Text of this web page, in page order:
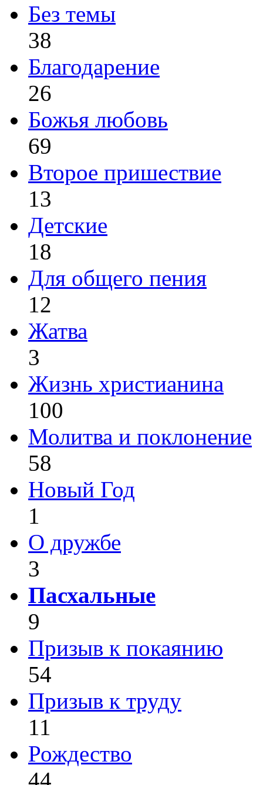
Без темы
38
Благодарение
26
Божья любовь
69
Второе пришествие
13
Детские
18
Для общего пения
12
Жатва
3
Жизнь христианина
100
Молитва и поклонение
58
Новый Год
1
О дружбе
3
Пасхальные
9
Призыв к покаянию
54
Призыв к труду
11
Рождество
44